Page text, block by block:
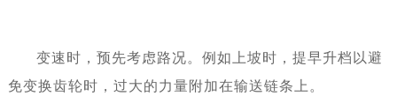
变速时，预先考虑路况。例如上坡时，提早升档以避
免变换齿轮时，过大的力量附加在输送链条上。